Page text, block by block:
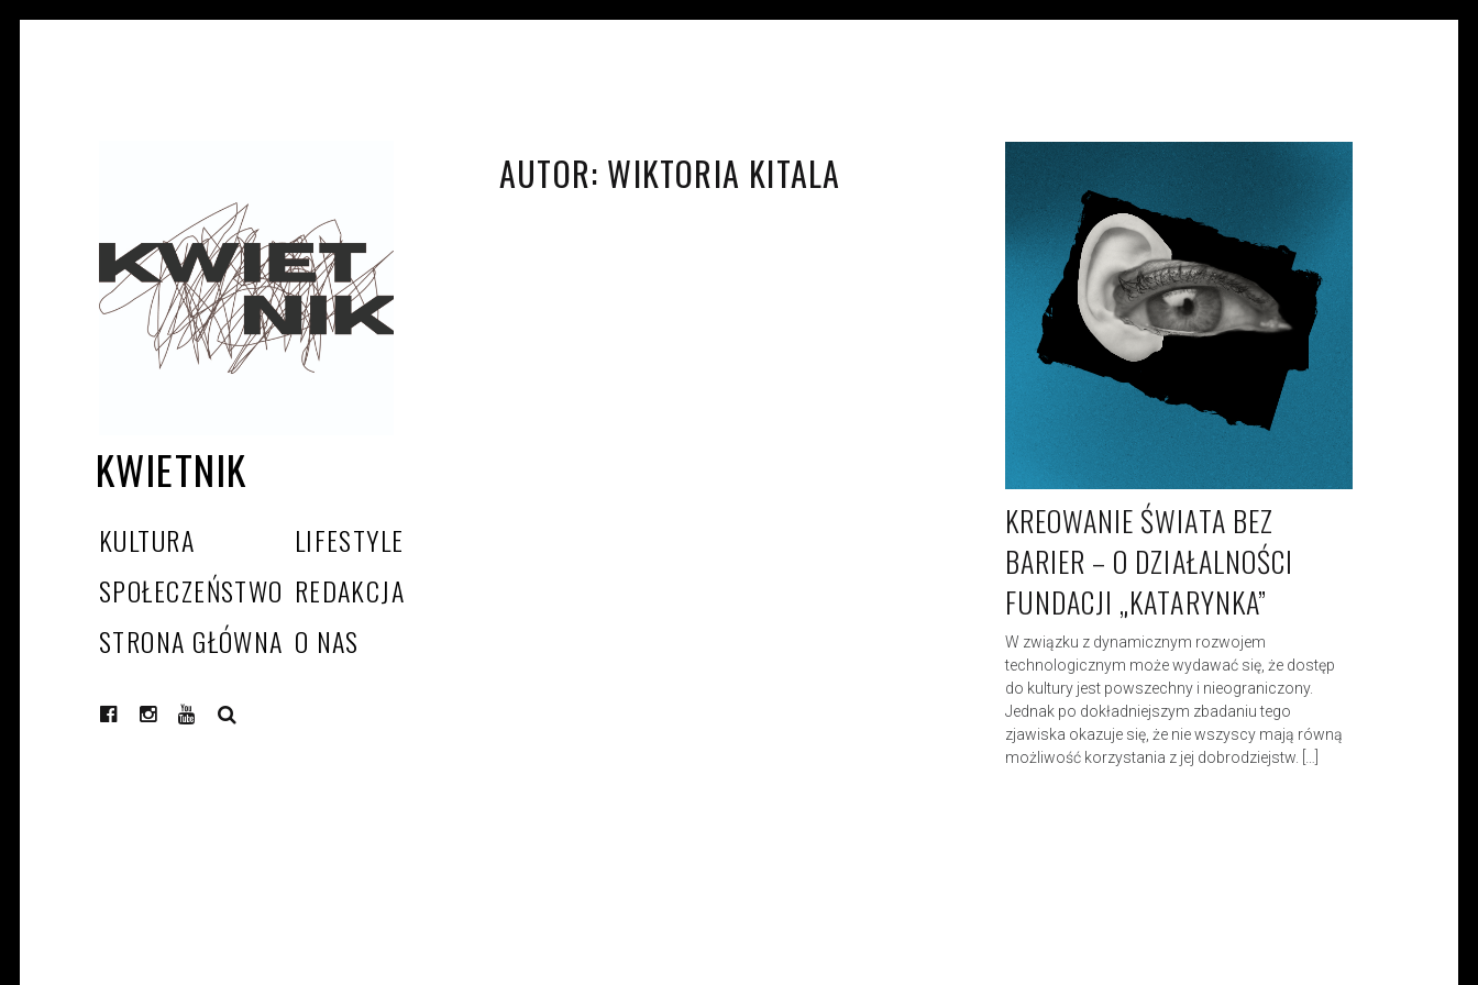
KWIETNIK
KULTURA
LIFESTYLE
SPOŁECZEŃSTWO REDAKCJA
STRONA GŁÓWNA O NAS
AUTOR: WIKTORIA KITALA
WIKTORIA KITALA
KW. 15, 2024
KREOWANIE ŚWIATA BEZ
BARIER – O DZIAŁALNOŚCI
FUNDACJI „KATARYNKA”
W związku z dynamicznym rozwojem
technologicznym może wydawać się, że dostęp
do kultury jest powszechny i nieograniczony.
Jednak po dokładniejszym zbadaniu tego
zjawiska okazuje się, że nie wszyscy mają równą
możliwość korzystania z jej dobrodziejstw. […]